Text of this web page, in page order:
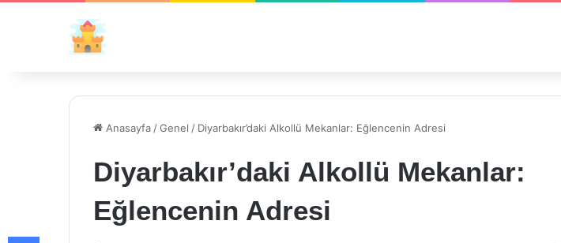
Anasayfa /Genel / Diyarbakır’daki Alkollü Mekanlar: Eğlencenin Adresi
Diyarbakır’daki Alkollü Mekanlar:
Eğlencenin Adresi
Facebook